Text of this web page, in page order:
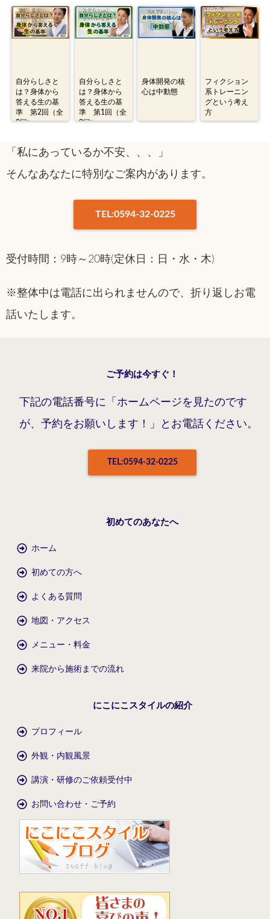
自分らしさと
は？身体から
答える生の基
準 第2回（全
2回）
自分らしさと
は？身体から
答える生の基
準 第1回（全
2回）
身体開発の核
心は中動態
フィクション
系トレーニン
グという考え
方
「私にあっているか不安、、、」
そんなあなたに特別なご案内があります。
TEL:0594-32-0225
受付時間：9時～20時(定休日：日・水・木)
※整体中は電話に出られませんので、折り返しお電
話いたします。
ご予約は今すぐ！
下記の電話番号に「ホームページを見たのです
が、予約をお願いします！」とお電話ください。
TEL:0594-32-0225
初めてのあなたへ
ホーム
初めての方へ
よくある質問
地図・アクセス
メニュー・料金
来院から施術までの流れ
にこにこスタイルの紹介
プロフィール
外観・内観風景
講演・研修のご依頼受付中
お問い合わせ・ご予約